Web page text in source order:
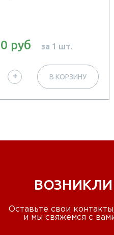
руб за 1 шт.
+ В КОРЗИНУ
Оставьте свои
и мы свяжемся с